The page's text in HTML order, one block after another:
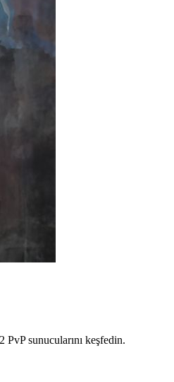
sunucularını keşfedin.